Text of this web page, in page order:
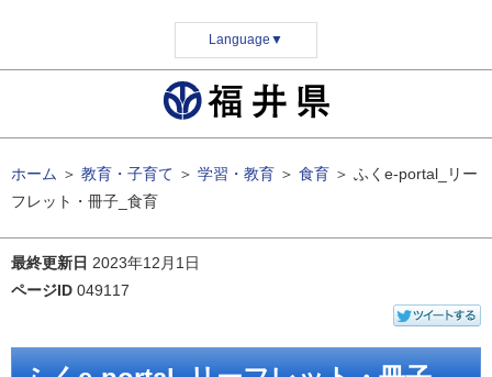
Language ▼
ホーム ＞ 教育・子育て ＞ 学習・教育 ＞ 食育 ＞ ふくe-portal_リー
フレット・冊子_食育
最終更新日 2023年12月1日
ページID 049117